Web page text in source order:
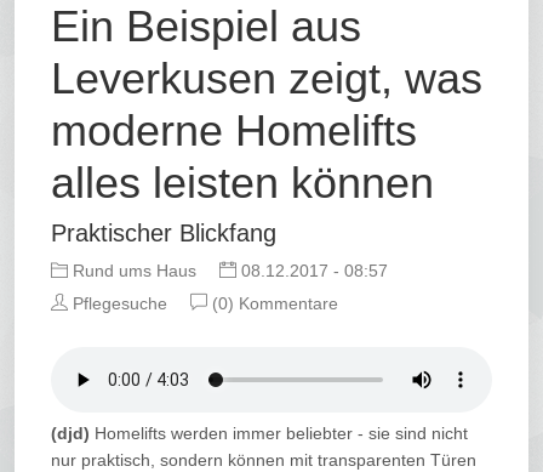
Ein Beispiel aus
Leverkusen zeigt, was
moderne Homelifts
alles leisten können
Praktischer Blickfang
Rund ums Haus
08.12.2017 - 08:57
Pflegesuche
(0) Kommentare
(djd) Homelifts werden immer beliebter - sie sind nicht
nur praktisch, sondern können mit transparenten Türen